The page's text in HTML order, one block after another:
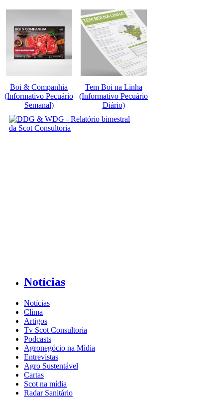
Boi & Companhia
(Informativo Pecuário
Semanal)
Tem Boi na Linha
(Informativo Pecuário
Diário)
Notícias
Notícias
Clima
Artigos
Tv Scot Consultoria
Podcasts
Agronegócio na Mídia
Entrevistas
Agro Sustentável
Cartas
Scot na mídia
Radar Sanitário